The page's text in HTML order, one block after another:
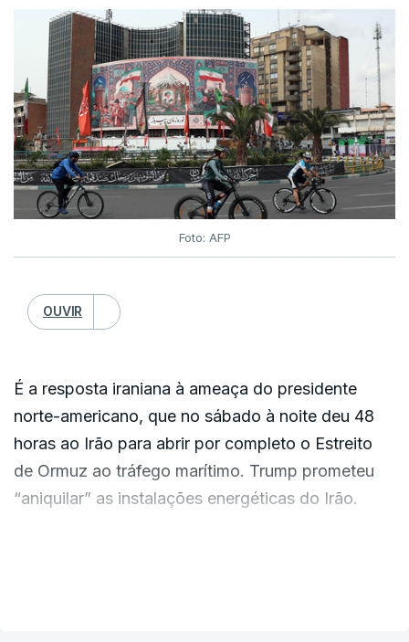
Foto: AFP
OUVIR
É a resposta iraniana à ameaça do presidente
norte-americano, que no sábado à noite deu 48
horas ao Irão para abrir por completo o Estreito
de Ormuz ao tráfego marítimo. Trump prometeu
“aniquilar” as instalações energéticas do Irão.